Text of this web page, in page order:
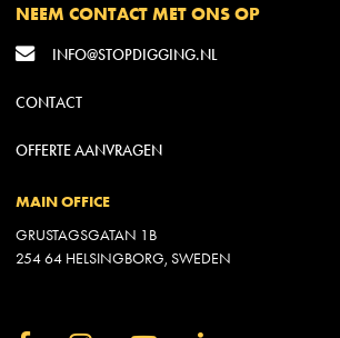
NEEM CONTACT MET ONS OP
INFO@STOPDIGGING.NL
CONTACT
OFFERTE AANVRAGEN
MAIN OFFICE
GRUSTAGSGATAN 1B
254 64 HELSINGBORG, SWEDEN